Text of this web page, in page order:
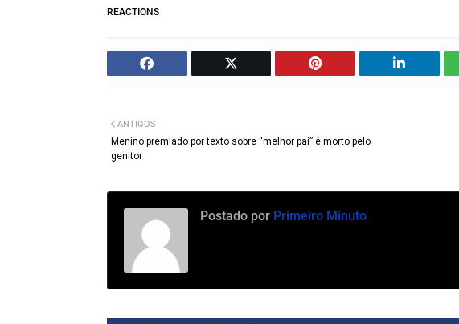
REACTIONS
ANTIGOS
Menino premiado por texto sobre “melhor pai” é morto pelo
genitor
Postado por Primeiro Minuto